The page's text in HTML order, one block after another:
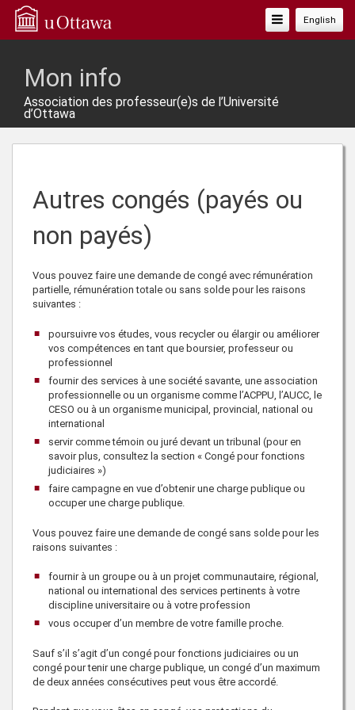
English
Basculer
La
Mon info
Association des professeur(e)s de l’Université
d’Ottawa
Autres congés (payés ou
non payés)
Vous pouvez faire une demande de congé avec rémunération
partielle, rémunération totale ou sans solde pour les raisons
suivantes :
poursuivre vos études, vous recycler ou élargir ou améliorer
vos compétences en tant que boursier, professeur ou
professionnel
fournir des services à une société savante, une association
professionnelle ou un organisme comme l’ACPPU, l’AUCC, le
CESO ou à un organisme municipal, provincial, national ou
international
servir comme témoin ou juré devant un tribunal (pour en
savoir plus, consultez la section « Congé pour fonctions
judiciaires »)
faire campagne en vue d’obtenir une charge publique ou
occuper une charge publique.
Vous pouvez faire une demande de congé sans solde pour les
raisons suivantes :
fournir à un groupe ou à un projet communautaire, régional,
national ou international des services pertinents à votre
discipline universitaire ou à votre profession
vous occuper d’un membre de votre famille proche.
Sauf s’il s’agit d’un congé pour fonctions judiciaires ou un
congé pour tenir une charge publique, un congé d’un maximum
de deux années consécutives peut vous être accordé.